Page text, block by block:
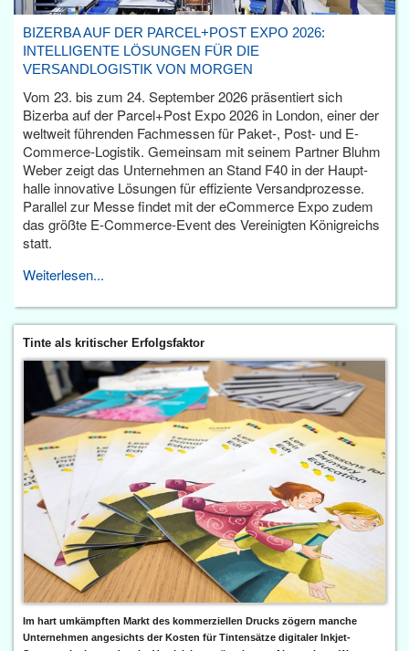
BIZERBA AUF DER PARCEL+POST EXPO 2026:
INTELLIGENTE LÖSUNGEN FÜR DIE
VERSANDLOGISTIK VON MORGEN
Vom 23. bis zum 24. September 2026 präsentiert sich
Bizerba auf der Parcel+Post Expo 2026 in London, einer der
weltweit führenden Fachmessen für Paket-, Post- und E-
Commerce-Logistik. Gemeinsam mit seinem Partner Bluhm
Weber zeigt das Unternehmen an Stand F40 in der Haupt­
halle innovative Lösungen für effiziente Versandprozesse.
Parallel zur Messe findet mit der eCommerce Expo zudem
das größte E-Commerce-Event des Vereinigten Königreichs
statt.
Weiterlesen...
Tinte als kritischer Erfolgsfaktor
Im hart umkämpften Markt des kommerziellen Drucks zögern manche
Unternehmen angesichts der Kosten für Tintensätze digitaler Inkjet-